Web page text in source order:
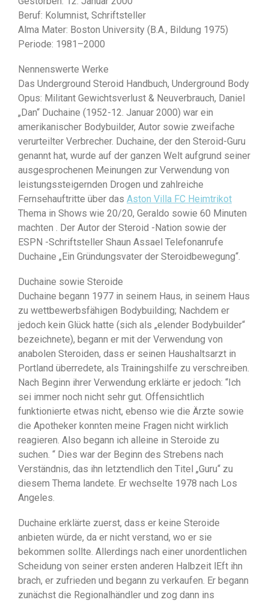
Beruf: Kolumnist, Schriftsteller
Alma Mater: Boston University (B.A., Bildung 1975)
Periode: 1981–2000
Nennenswerte Werke
Das Underground Steroid Handbuch, Underground Body
Opus: Militant Gewichtsverlust & Neuverbrauch, Daniel
„Dan“ Duchaine (1952-12. Januar 2000) war ein
amerikanischer Bodybuilder, Autor sowie zweifache
verurteilter Verbrecher. Duchaine, der den Steroid-Guru
genannt hat, wurde auf der ganzen Welt aufgrund seiner
ausgesprochenen Meinungen zur Verwendung von
leistungssteigernden Drogen und zahlreiche
Fernsehauftritte über das Aston Villa FC Heimtrikot
Thema in Shows wie 20/20, Geraldo sowie 60 Minuten
machten . Der Autor der Steroid -Nation sowie der
ESPN -Schriftsteller Shaun Assael Telefonanrufe
Duchaine „Ein Gründungsvater der Steroidbewegung“.
Duchaine sowie Steroide
Duchaine begann 1977 in seinem Haus, in seinem Haus
zu wettbewerbsfähigen Bodybuilding; Nachdem er
jedoch kein Glück hatte (sich als „elender Bodybuilder“
bezeichnete), begann er mit der Verwendung von
anabolen Steroiden, dass er seinen Haushaltsarzt in
Portland überredete, als Trainingshilfe zu verschreiben.
Nach Beginn ihrer Verwendung erklärte er jedoch: “Ich
sei immer noch nicht sehr gut. Offensichtlich
funktionierte etwas nicht, ebenso wie die Ärzte sowie
die Apotheker konnten meine Fragen nicht wirklich
reagieren. Also begann ich alleine in Steroide zu
suchen. “ Dies war der Beginn des Strebens nach
Verständnis, das ihn letztendlich den Titel „Guru“ zu
diesem Thema landete. Er wechselte 1978 nach Los
Angeles.
Duchaine erklärte zuerst, dass er keine Steroide
anbieten würde, da er nicht verstand, wo er sie
bekommen sollte. Allerdings nach einer unordentlichen
Scheidung von seiner ersten anderen Halbzeit lEft ihn
brach, er zufrieden und begann zu verkaufen. Er begann
zunächst die Regionalhändler und zog dann ins